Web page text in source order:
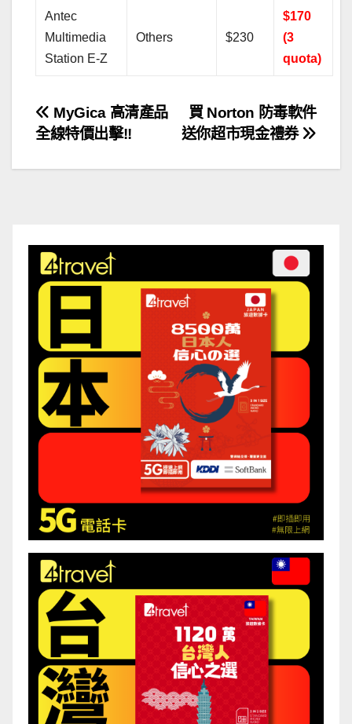
Antec
Multimedia
Station E-Z
Others $230
$170
(3
quota)
文
章
買 Norton 防毒軟件
送你超市現金禮券
MyGica 高清產品
全線特價出擊!!